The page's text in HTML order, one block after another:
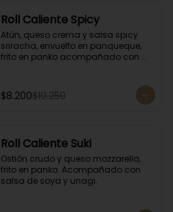
Roll Caliente Spicy
Atún, queso crema y salsa spicy
sriracha, envuelto en panqueque,
frito en panko acompañado con
$8.200$10.250
Roll Caliente Suki
Ostión crudo y queso mozzarella,
frito en panko. Acompañado con
salsa de soya y unagi.